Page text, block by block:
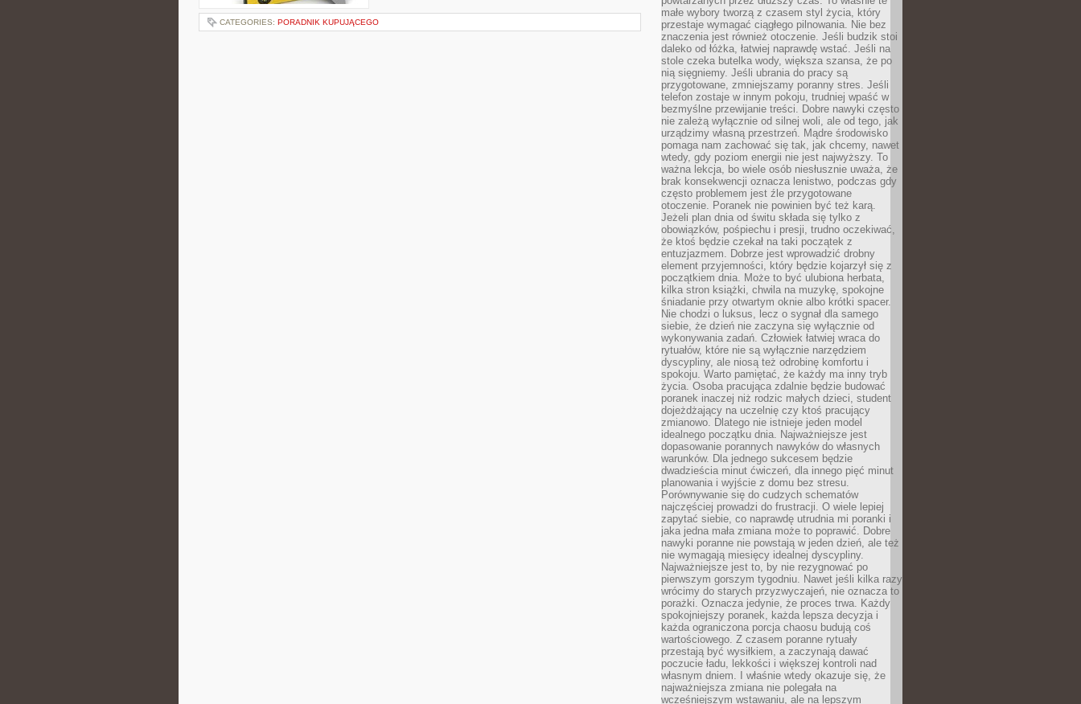
CATEGORIES: PORADNIK KUPUJĄCEGO
małe wybory tworzą z czasem styl życia, który
przestaje wymagać ciągłego pilnowania. Nie bez
znaczenia jest również otoczenie. Jeśli budzik stoi
daleko od łóżka, łatwiej naprawdę wstać. Jeśli na
stole czeka butelka wody, większa szansa, że po
nią sięgniemy. Jeśli ubrania do pracy są
przygotowane, zmniejszamy poranny stres. Jeśli
telefon zostaje w innym pokoju, trudniej wpaść w
bezmyślne przewijanie treści. Dobre nawyki często
nie zależą wyłącznie od silnej woli, ale od tego, jak
urządzimy własną przestrzeń. Mądre środowisko
pomaga nam zachować się tak, jak chcemy, nawet
wtedy, gdy poziom energii nie jest najwyższy. To
ważna lekcja, bo wiele osób niesłusznie uważa, że
brak konsekwencji oznacza lenistwo, podczas gdy
często problemem jest źle przygotowane
otoczenie. Poranek nie powinien być też karą.
Jeżeli plan dnia od świtu składa się tylko z
obowiązków, pośpiechu i presji, trudno oczekiwać,
że ktoś będzie czekał na taki początek z
entuzjazmem. Dobrze jest wprowadzić drobny
element przyjemności, który będzie kojarzył się z
początkiem dnia. Może to być ulubiona herbata,
kilka stron książki, chwila na muzykę, spokojne
śniadanie przy otwartym oknie albo krótki spacer.
Nie chodzi o luksus, lecz o sygnał dla samego
siebie, że dzień nie zaczyna się wyłącznie od
wykonywania zadań. Człowiek łatwiej wraca do
rytuałów, które nie są wyłącznie narzędziem
dyscypliny, ale niosą też odrobinę komfortu i
spokoju. Warto pamiętać, że każdy ma inny tryb
życia. Osoba pracująca zdalnie będzie budować
poranek inaczej niż rodzic małych dzieci, student
dojeżdżający na uczelnię czy ktoś pracujący
zmianowo. Dlatego nie istnieje jeden model
idealnego początku dnia. Najważniejsze jest
dopasowanie porannych nawyków do własnych
warunków. Dla jednego sukcesem będzie
dwadzieścia minut ćwiczeń, dla innego pięć minut
planowania i wyjście z domu bez stresu.
Porównywanie się do cudzych schematów
najczęściej prowadzi do frustracji. O wiele lepiej
zapytać siebie, co naprawdę utrudnia mi poranki i
jaka jedna mała zmiana może to poprawić. Dobre
nawyki poranne nie powstają w jeden dzień, ale też
nie wymagają miesięcy idealnej dyscypliny.
Najważniejsze jest to, by nie rezygnować po
pierwszym gorszym tygodniu. Nawet jeśli kilka razy
wrócimy do starych przyzwyczajeń, nie oznacza to
porażki. Oznacza jedynie, że proces trwa. Każdy
spokojniejszy poranek, każda lepsza decyzja i
każda ograniczona porcja chaosu budują coś
wartościowego. Z czasem poranne rytuały
przestają być wysiłkiem, a zaczynają dawać
poczucie ładu, lekkości i większej kontroli nad
własnym dniem. I właśnie wtedy okazuje się, że
najważniejsza zmiana nie polegała na
wcześniejszym wstawaniu, ale na lepszym